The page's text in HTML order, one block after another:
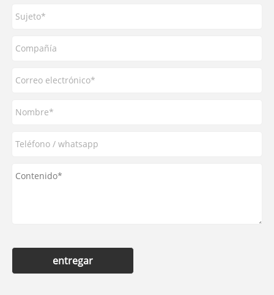
entregar